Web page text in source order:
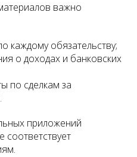
важно
каждому обязательству;
о доходах и банковских
по сделкам за
приложений
соответствует